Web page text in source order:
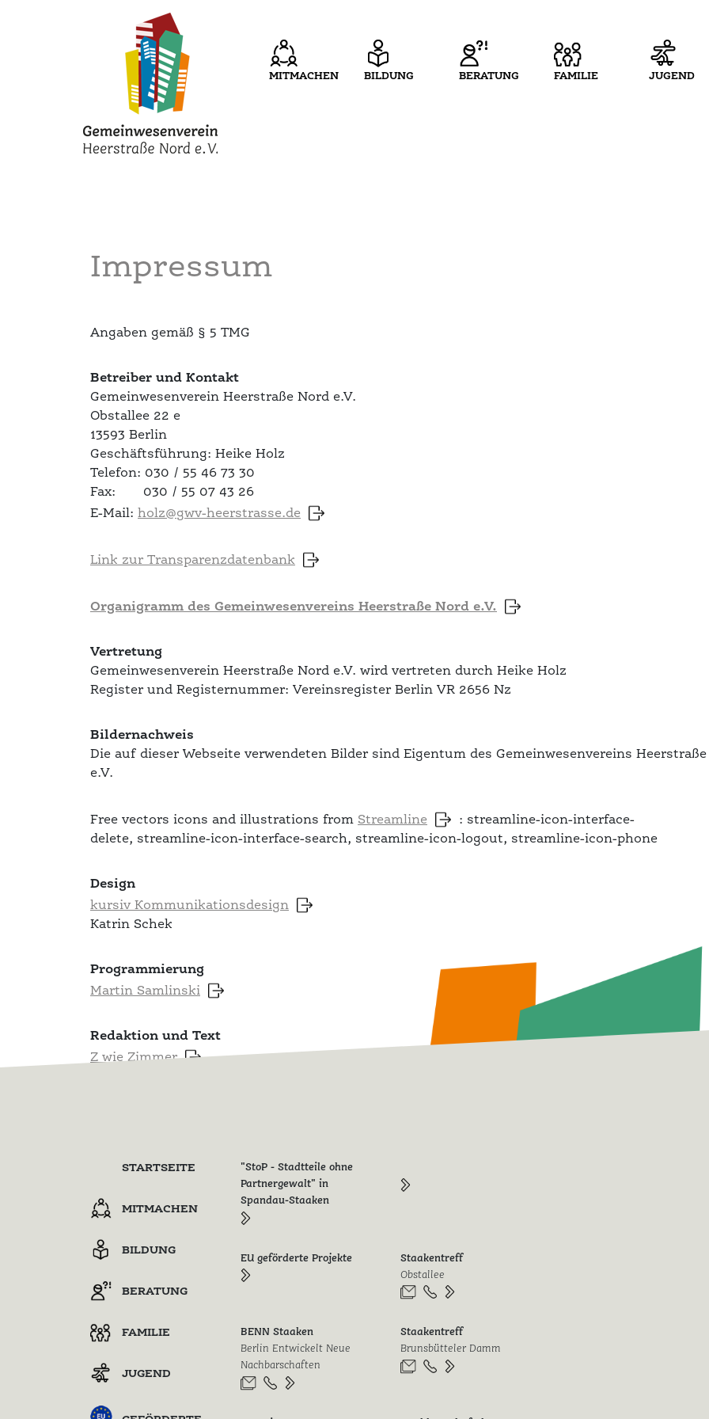
MITMACHEN BILDUNG BERATUNG FAMILIE JUGEND
Impressum
Angaben gemäß § 5 TMG
Betreiber und Kontakt
Gemeinwesenverein Heerstraße Nord e.V.
Obstallee 22 e
13593 Berlin
Geschäftsführung: Heike Holz
Telefon: 030 / 55 46 73 30
Fax: 030 / 55 07 43 26
E-Mail: holz@gwv-heerstrasse.de
Link zur Transparenzdatenbank
Organigramm des Gemeinwesenvereins Heerstraße Nord e.V.
Vertretung
Gemeinwesenverein Heerstraße Nord e.V. wird vertreten durch Heike Holz
Register und Registernummer: Vereinsregister Berlin VR 2656 Nz
Bildernachweis
Die auf dieser Webseite verwendeten Bilder sind Eigentum des Gemeinwesenvereins
e.V.
Free vectors icons and illustrations from Streamline
: streamline-icon-interface-
delete, streamline-icon-interface-search, streamline-icon-logout, streamline-icon-phone
Design
kursiv Kommunikationsdesign
Katrin Schek
Programmierung
Martin Samlinski
Redaktion und Text
Z wie Zimmer
STARTSEITE
MITMACHEN
BILDUNG
BERATUNG
FAMILIE
JUGEND
"StoP - Stadtteile ohne
Partnergewalt" in
Spandau-Staaken
EU geförderte Projekte
Staakentreff
Obstallee
BENN Staaken
Berlin Entwickelt Neue
Nachbarschaften
Staakentreff
Brunsbütteler Damm